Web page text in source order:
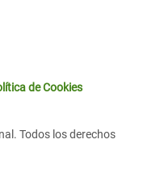
de Cookies
Todos los derechos